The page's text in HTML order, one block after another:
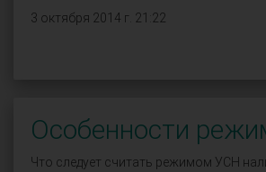
3 октября 2014 г. 21:22
Особенности
Что следует считать режимом УСН